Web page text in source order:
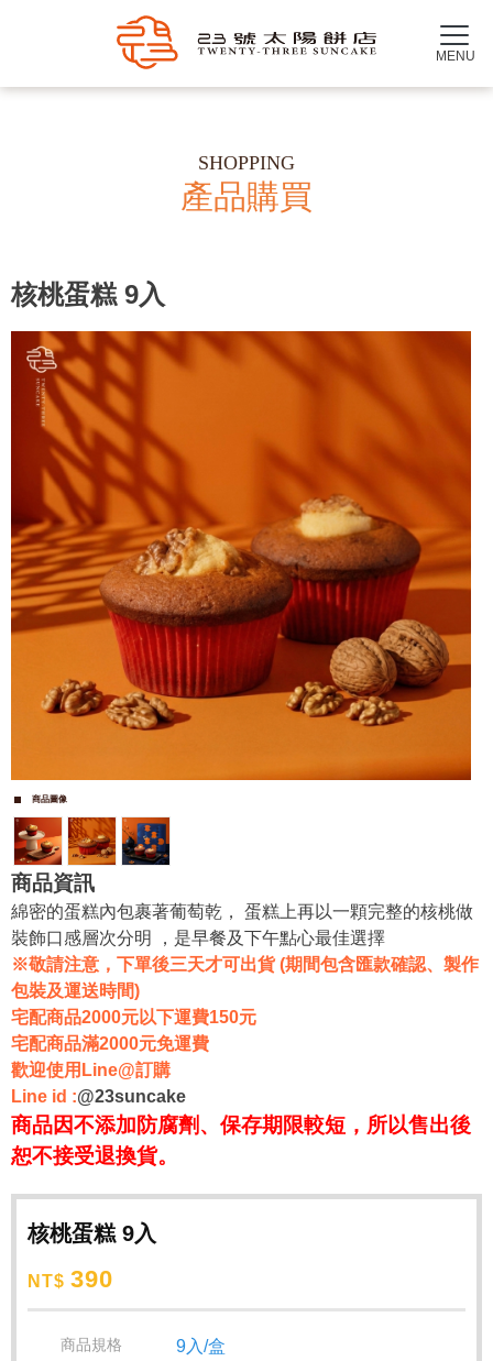
產品購買
核桃蛋糕 9入
商品圖像
商品資訊
綿密的蛋糕內包裹著葡萄乾， 蛋糕上再以一顆完整的核桃做
裝飾口感層次分明 ，是早餐及下午點心最佳選擇
※敬請注意，下單後三天才可出貨 (期間包含匯款確認、製作
包裝及運送時間)
宅配商品2000元以下運費150元
宅配商品滿2000元免運費
歡迎使用Line@訂購
Line id :@23suncake
商品因不添加防腐劑、保存期限較短，所以售出後
恕不接受退換貨。
核桃蛋糕 9入
NT$ 390
商品規格
9入/盒